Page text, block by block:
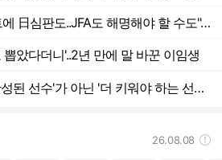
"축구협회 성접대 리스트에 日심판도..JFA도 해명해야 할 수도"..재일교포 기자 '韓 런던 동메달 박탈 우려해' 보도
았다더니'..2년 만에 말 바꾼 이임생
시메오네는 이강인을 '완성된 선수'가 아닌 '더 키워야 하는 선수'로 분류했다 [쿠플시리즈 현장]
26.08.08